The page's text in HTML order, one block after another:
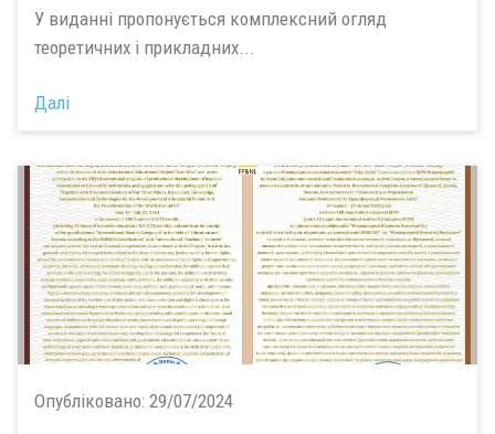
У виданні пропонується комплексний огляд
теоретичних і прикладних...
Далі
Опубліковано: 29/07/2024